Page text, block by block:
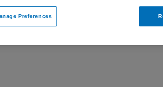
en realiseren van
Je adviseert over
Preferences